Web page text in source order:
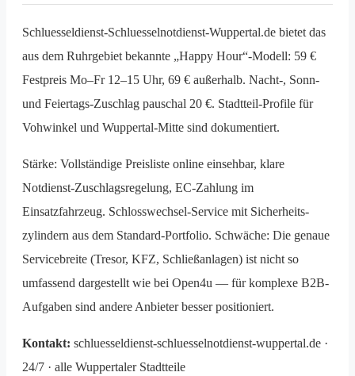
Schluesseldienst-Schluesselnotdienst-Wuppertal.de bietet das
aus dem Ruhrgebiet bekannte „Happy Hour“-Modell: 59 €
Festpreis Mo–Fr 12–15 Uhr, 69 € außerhalb. Nacht-, Sonn-
und Feiertags-Zuschlag pauschal 20 €. Stadtteil-Profile für
Vohwinkel und Wuppertal-Mitte sind dokumentiert.
Stärke: Vollständige Preisliste online einsehbar, klare
Notdienst-Zuschlags­regelung, EC-Zahlung im
Einsatzfahrzeug. Schlosswechsel-Service mit Sicherheits­
zylindern aus dem Standard-Portfolio. Schwäche: Die genaue
Service­breite (Tresor, KFZ, Schließanlagen) ist nicht so
umfassend dargestellt wie bei Open4u — für komplexe B2B-
Aufgaben sind andere Anbieter besser positioniert.
Kontakt: schluesseldienst-schluesselnotdienst-wuppertal.de ·
24/7 · alle Wuppertaler Stadtteile